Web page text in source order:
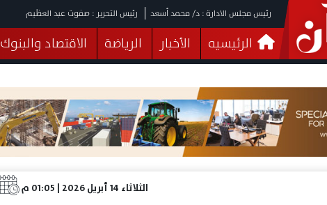
رئيس مجلس الادارة : د/ محمد أسعد رئيس التحرير : صفوت عبد العظيم
الرئيسيه الأخبار الرياضة الاقتصاد والبنوك
فيديوهات
البرلمان صحة الثقافة خدمات
الثلاثاء 14 أبريل 2026 | 01:05 م